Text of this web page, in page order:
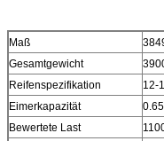
Maß
Gesamtgewicht
Reifenspezifikation
12-
Eimerkapazität
Bewertete Last